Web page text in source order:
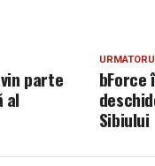
Sibiului
parte
al